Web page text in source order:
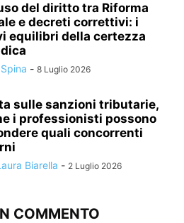
del diritto tra Riforma
e decreti correttivi: i
equilibri della certezza
- 8 Luglio 2026
sulle sanzioni tributarie,
i professionisti possono
quali concorrenti
Biarella - 2 Luglio 2026
COMMENTO